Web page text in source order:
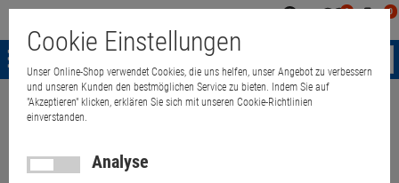
0 0
Menü
Weiter einkaufen
Cookie Einstellungen
Unser Online-Shop verwendet Cookies, die uns helfen, unser Angebot zu verbessern
und unseren Kunden den bestmöglichen Service zu bieten. Indem Sie auf
"Akzeptieren" klicken, erklären Sie sich mit unseren Cookie-Richtlinien
einverstanden.
Analyse